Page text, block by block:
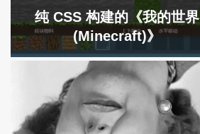
纯 CSS 构建的《我的世界
(Minecraft)》